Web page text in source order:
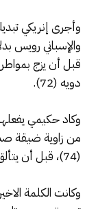
وأجرى إنريكي
قبل أن يزج
دويه (72).
وكاد حكيمي
من زاوية ضيقة
(74)، قبل أن يتألق أمام راموش مع نهاية الوقت الأصلي (90).
وكانت الكلمة